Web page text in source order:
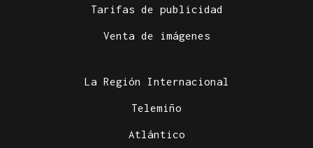
Tarifas de publicidad
Venta de imágenes
La Región Internacional
Telemiño
Atlántico